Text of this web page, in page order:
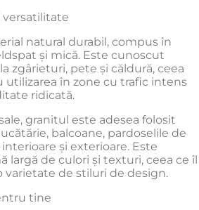
versatilitate
natural durabil, compus în
și mică. Este cunoscut
zgârieturi, pete și căldură, ceea
utilizarea în zone cu trafic intens
ridicată.
granitul este adesea folosit
balcoane, pardoselile de
și exterioare. Este
largă de culori și texturi, ceea ce îl
de stiluri de design.
tine